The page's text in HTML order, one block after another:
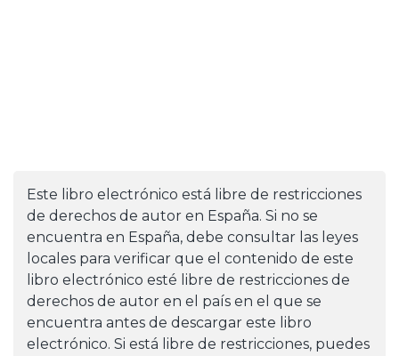
Este libro electrónico está libre de restricciones
de derechos de autor en España. Si no se
encuentra en España, debe consultar las leyes
locales para verificar que el contenido de este
libro electrónico esté libre de restricciones de
derechos de autor en el país en el que se
encuentra antes de descargar este libro
electrónico. Si está libre de restricciones, puedes